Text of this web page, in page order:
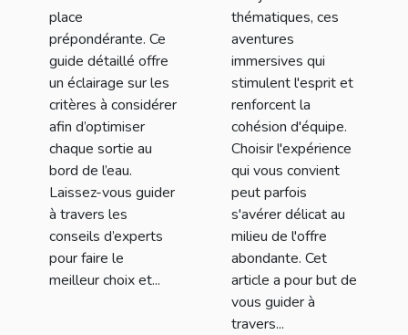
place
prépondérante. Ce
guide détaillé offre
un éclairage sur les
critères à considérer
afin d’optimiser
chaque sortie au
bord de l’eau.
Laissez-vous guider
à travers les
conseils d’experts
pour faire le
meilleur choix et...
aventure
thématiques, ces
aventures
immersives qui
stimulent l'esprit et
renforcent la
cohésion d'équipe.
Choisir l'expérience
qui vous convient
peut parfois
s'avérer délicat au
milieu de l'offre
abondante. Cet
article a pour but de
vous guider à
travers...